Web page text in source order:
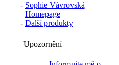
- Sophie Vávrovská
Homepage
- Další produkty
Upozornění